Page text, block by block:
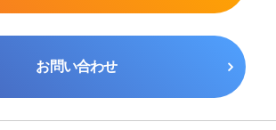
お問い合わせ